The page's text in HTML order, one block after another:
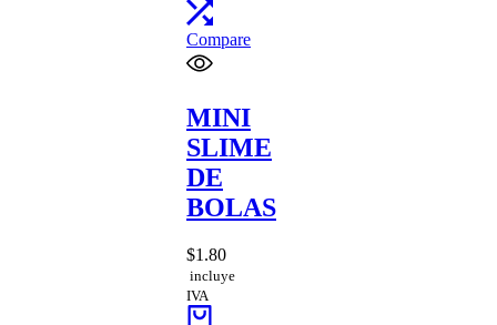
Compare
MINI
SLIME
DE
BOLAS
$1.80
incluye
IVA